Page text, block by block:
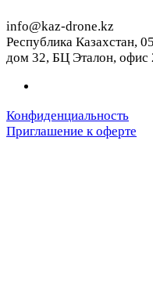
info@kaz-drone.kz
Республика Казахстан,
дом 32, БЦ Эталон, офис
Конфиденциальность
Приглашение к оферте